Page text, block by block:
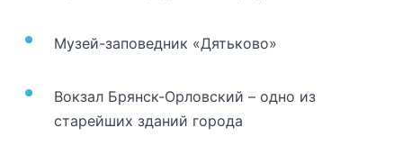
Музей-заповедник «Дятьково»
Вокзал Брянск-Орловский – одно из
старейших зданий города